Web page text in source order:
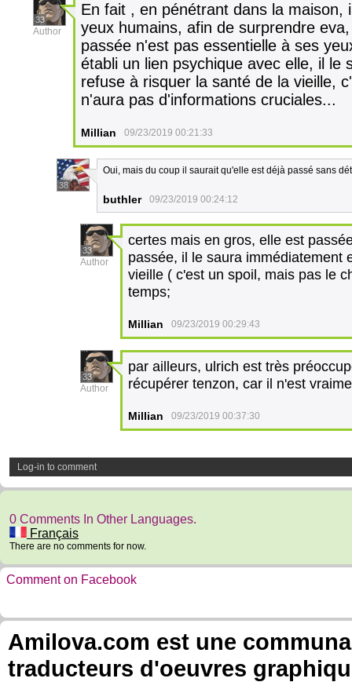
33
Author
En fait , en pénétrant dans la
yeux humains, afin de surprendre
passée n'est pas essentielle à ses
établi un lien psychique avec elle, il le
refuse à risquer la santé de la vieille,
n'aura pas d'informations cruciales...
Millian 09/23/2019 00:21:33
38
Oui, mais du coup il saurait qu'elle est déjà passé sans
buthler 09/23/2019 00:24:12
33
Author
certes mais en gros, elle est
passée, il le saura immédiatement
vieille ( c'est un spoil, mais pas le
temps;
Millian 09/23/2019 00:29:43
33
Author
par ailleurs, ulrich est très
récupérer tenzon, car il n'est
Millian 09/23/2019 00:37:30
Log-in to comment
0 Comments In Other Languages.
Français
There are no comments for now.
Comment on Facebook
Amilova.com est une
traducteurs d'oeuvres